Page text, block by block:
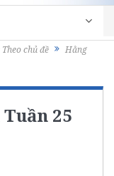
chủ đề
Hằng
25